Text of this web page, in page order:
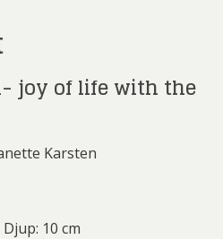
joy of life with the
Karsten
10 cm